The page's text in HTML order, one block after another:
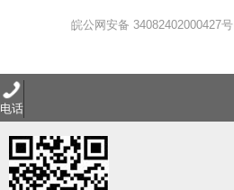
皖公网安备 34082402000427号
电话